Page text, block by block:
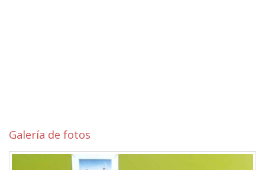
Galería de fotos